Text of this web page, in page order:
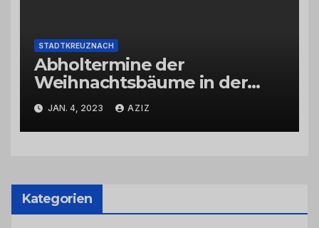
STADTKREUZNACH
Abholtermine der
Weihnachtsbäume in der
Kernstadt und in den
Stadtteilen
JAN. 4, 2023 AZIZ
Kategorien